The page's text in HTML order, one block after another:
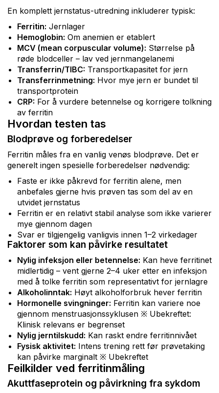
En komplett jernstatus-utredning inkluderer typisk:
Ferritin: Jernlager
Hemoglobin: Om anemien er etablert
MCV (mean corpuscular volume): Størrelse på
røde blodceller – lav ved jernmangelanemi
Transferrin/TIBC: Transportkapasitet for jern
Transferrinmetning: Hvor mye jern er bundet til
transportprotein
CRP: For å vurdere betennelse og korrigere tolkning
av ferritin
Hvordan testen tas
Blodprøve og forberedelser
Ferritin måles fra en vanlig venøs blodprøve. Det er
generelt ingen spesielle forberedelser nødvendig:
Faste er ikke påkrevd for ferritin alene, men
anbefales gjerne hvis prøven tas som del av en
utvidet jernstatus
Ferritin er en relativt stabil analyse som ikke varierer
mye gjennom dagen
Svar er tilgjengelig vanligvis innen 1–2 virkedager
Faktorer som kan påvirke resultatet
Nylig infeksjon eller betennelse: Kan heve ferritinet
midlertidig – vent gjerne 2–4 uker etter en infeksjon
med å tolke ferritin som representativt for jernlagre
Alkoholinntak: Høyt alkoholforbruk hever ferritin
Hormonelle svingninger: Ferritin kan variere noe
gjennom menstruasjonssyklusen ※ Ubekreftet:
Klinisk relevans er begrenset
Nylig jerntilskudd: Kan raskt endre ferritinnivået
Fysisk aktivitet: Intens trening rett før prøvetaking
kan påvirke marginalt ※ Ubekreftet
Feilkilder ved ferritinmåling
Akuttfaseprotein og påvirkning fra sykdom